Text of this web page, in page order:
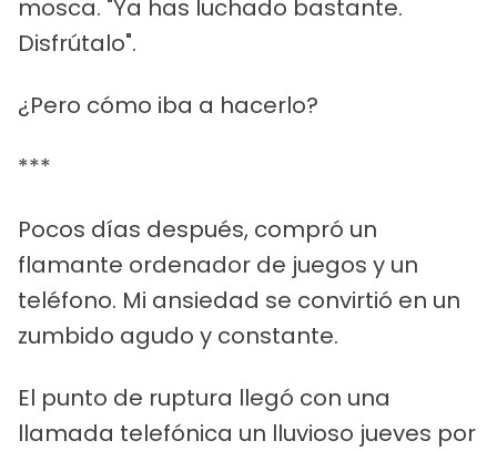
mosca. "Ya has luchado bastante.
Disfrútalo".
¿Pero cómo iba a hacerlo?
***
Pocos días después, compró un
flamante ordenador de juegos y un
teléfono. Mi ansiedad se convirtió en un
zumbido agudo y constante.
El punto de ruptura llegó con una
llamada telefónica un lluvioso jueves por